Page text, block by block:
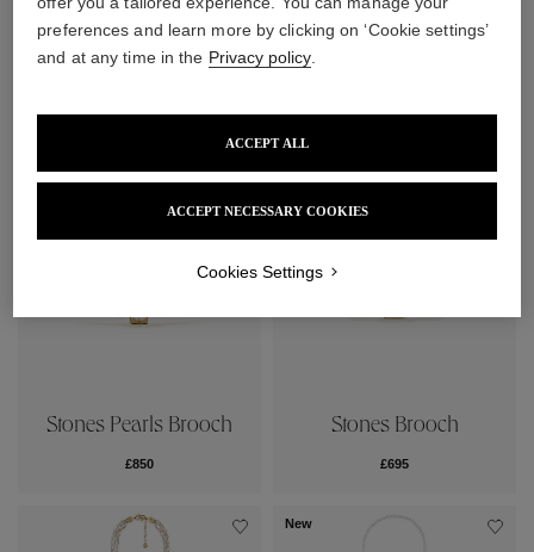
Perles Baroques Pendant
Earrings
Venise Earrings
Stones Pearls Brooch
£850
Stones Brooch
£695
New
preferences and learn more by clicking on ‘Cookie settings’
and at any time in the Privacy policy.
ACCEPT NECESSARY COOKIES
ACCEPT ALL
Cookies Settings